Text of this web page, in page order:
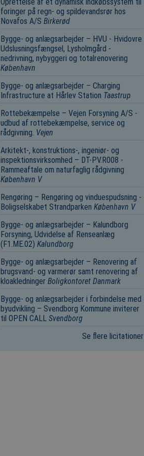
foringer på regn- og spildevandsrør hos
Novafos A/S Birkerød
Bygge- og anlægsarbejder – HVU - Hvidovre
Udslusningsfængsel, Lysholmgård -
nedrivning, nybyggeri og totalrenovering
København
Bygge- og anlægsarbejder – Charging
Infrastructure at Hårlev Station Taastrup
Rottebekæmpelse – Vejen Forsyning A/S -
udbud af rottebekæmpelse, service og
rådgivning. Vejen
Arkitekt-, konstruktions-, ingeniør- og
inspektionsvirksomhed – DT-PV.R008 -
Rammeaftale om naturfaglig rådgivning
København V
Rengøring – Rengøring og vinduespudsning -
Boligselskabet Strandparken København V
Bygge- og anlægsarbejder – Kalundborg
Forsyning, Udvidelse af Renseanlæg
(F1.ME.02) Kalundborg
Bygge- og anlægsarbejder – Renovering af
brugsvand- og varmerør samt renovering af
kloakledninger Boligkontoret Danmark
Bygge- og anlægsarbejder i forbindelse med
byudvikling – Svendborg Kommune inviterer
til OPEN CALL Svendborg
Se flere licitationer